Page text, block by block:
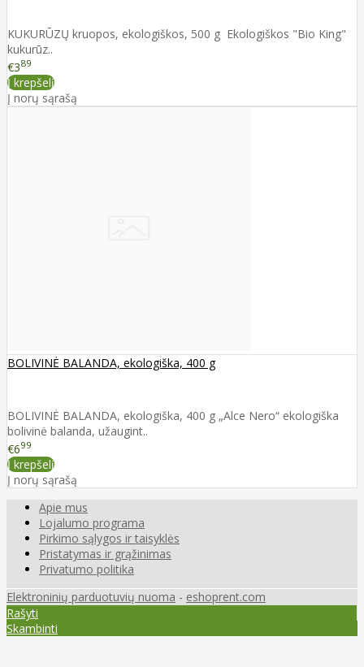
KUKURŪZŲ kruopos, ekologiškos, 500 g Ekologiškos "Bio King"
kukurūz..
€389
Į krepšelį
Į norų sąrašą
BOLIVINĖ BALANDA, ekologiška, 400 g
BOLIVINĖ BALANDA, ekologiška, 400 g „Alce Nero“ ekologiška
bolivinė balanda, užaugint..
€699
Į krepšelį
Į norų sąrašą
Apie mus
Lojalumo programa
Pirkimo sąlygos ir taisyklės
Pristatymas ir grąžinimas
Privatumo politika
Elektroninių parduotuvių nuoma - eshoprent.com
Rašyti
Skambinti